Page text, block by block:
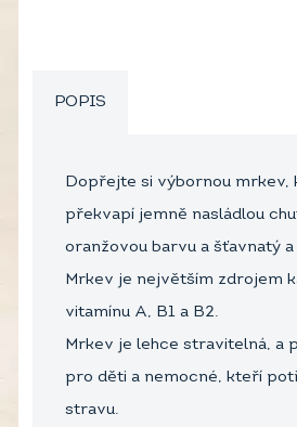
POPIS
Dopřejte si výbornou mrkev,
překvapí jemně nasládlou
oranžovou barvu a šťavnatý
Mrkev je největším zdrojem
vitamínu A, B1 a B2.
Mrkev je lehce stravitelná, a
pro děti a nemocné, kteří
stravu.